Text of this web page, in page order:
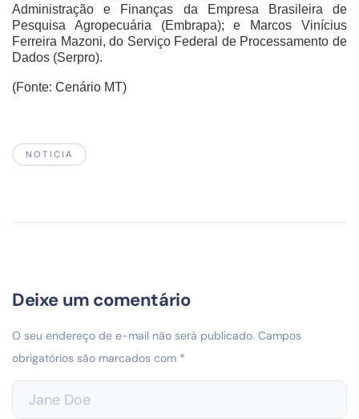
Administração e Finanças da Empresa Brasileira de
Pesquisa Agropecuária (Embrapa); e Marcos Vinícius
Ferreira Mazoni, do Serviço Federal de Processamento de
Dados (Serpro).
(Fonte: Cenário MT)
NOTICIA
Deixe um comentário
O seu endereço de e-mail não será publicado. Campos
obrigatórios são marcados com *